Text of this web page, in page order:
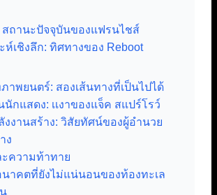
ถานะปัจจุบันของแฟรนไชส์
ห์เชิงลึก: ทิศทางของ Reboot
าพยนตร์: สองเส้นทางที่เป็นไปได้
นักแสดง: เเงาของแจ็ค สแปร์โรว์
งงานสร้าง: วิสัยทัศน์ของผู้อำนวย
ง
ความท้าทาย
าคตที่ยังไม่แน่นอนของท้องทะเล